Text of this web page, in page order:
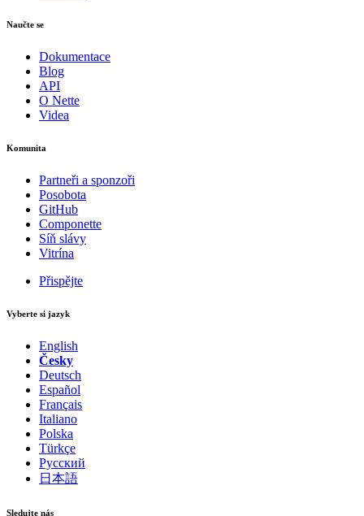
Naučte se
Dokumentace
Blog
API
O Nette
Videa
Komunita
Partneři a sponzoři
Posobota
GitHub
Componette
Síň slávy
Vitrína
Přispějte
Vyberte si jazyk
English
Česky
Deutsch
Español
Français
Italiano
Polska
Türkçe
Русский
日本語
Sledujte nás